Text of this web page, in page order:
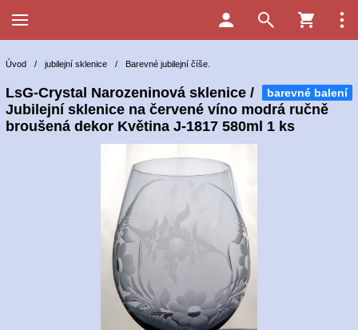
Úvod / jubilejní sklenice / Barevné jubilejní číše.
barevné balení
LsG-Crystal Narozeninová sklenice /
Jubilejní sklenice na červené víno modrá ručně
broušená dekor Květina J-1817 580ml 1 ks